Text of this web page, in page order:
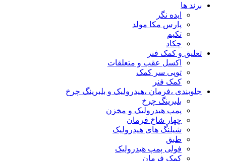
برند ها
ایده نگر
پارس مکا مولد
تکیم
چکاد
تعلیق و کمک فنر
اکسل عقب و متعلقات
توپی سر کمک
کمک فنر
جلوبندی ،فرمان ،هیدرولیک و بلبرینگ چرخ
بلبرینگ چرخ
پمپ هیدرولیک و مخزن
چهار شاخ فرمان
شیلنگ های هیدرولیک
طبق
فولی پمپ هیدرولیک
کمک فرمان